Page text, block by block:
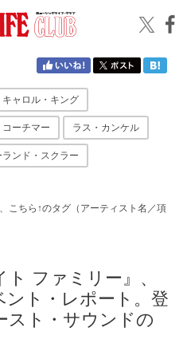
キャロル・キング
コーチマー ラス・カンケル
ランド・スクラー
こちら↑のタグ（アーティスト名／項
ファミリー』、
ト・レポート。登
スト・サウンドの